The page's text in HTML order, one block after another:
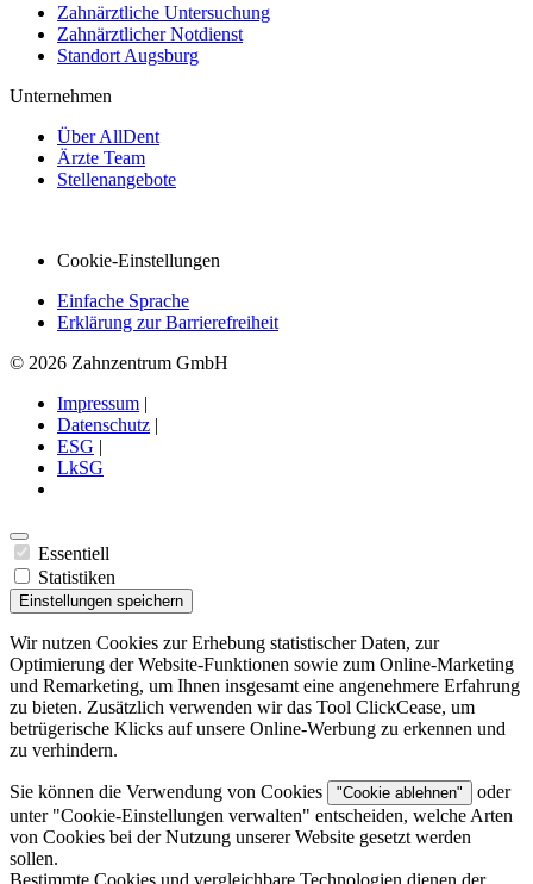
Zahnärztliche Untersuchung
Zahnärztlicher Notdienst
Standort Augsburg
Unternehmen
Über AllDent
Ärzte Team
Stellenangebote
Cookie-Einstellungen
Einfache Sprache
Erklärung zur Barrierefreiheit
© 2026 Zahnzentrum GmbH
Impressum |
Datenschutz |
ESG |
LkSG
Essentiell
Statistiken
Einstellungen speichern
Wir nutzen Cookies zur Erhebung statistischer Daten, zur
Optimierung der Website-Funktionen sowie zum Online-Marketing
und Remarketing, um Ihnen insgesamt eine angenehmere Erfahrung
zu bieten. Zusätzlich verwenden wir das Tool ClickCease, um
betrügerische Klicks auf unsere Online-Werbung zu erkennen und
zu verhindern.
Sie können die Verwendung von Cookies "Cookie ablehnen"
oder
unter "Cookie-Einstellungen verwalten" entscheiden, welche Arten
von Cookies bei der Nutzung unserer Website gesetzt werden
sollen.
Bestimmte Cookies und vergleichbare Technologien dienen der